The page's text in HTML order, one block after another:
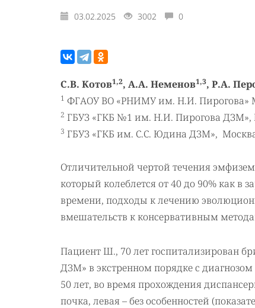
03.02.2025 3002 0
С.В. Котов1,2, А.А. Неменов1,3, Р.А.
1 ФГАОУ ВО «РНИМУ им. Н.И. Пирогова»
2 ГБУЗ «ГКБ №1 им. Н.И. Пирогова ДЗМ»,
3 ГБУЗ «ГКБ им. С.С. Юдина ДЗМ»,
Отличительной чертой течения
который колеблется от 40 до 90% как в
времени, подходы к лечению
вмешательств к консервативным
Пациент Ш., 70 лет госпитализирован
ДЗМ» в экстренном порядке с
50 лет, во время прохождения
почка, левая – без особенностей